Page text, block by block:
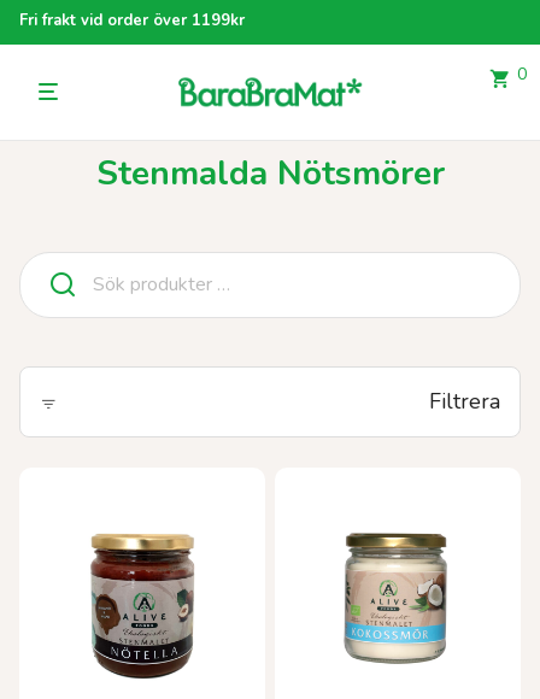
Fri frakt vid order över 1199kr
0
Stenmalda Nötsmörer
Filtrera